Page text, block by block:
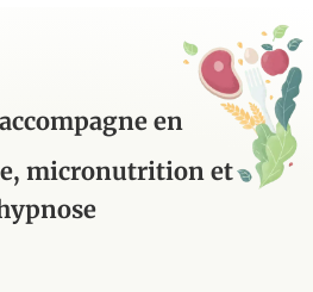
en
micronutrition et